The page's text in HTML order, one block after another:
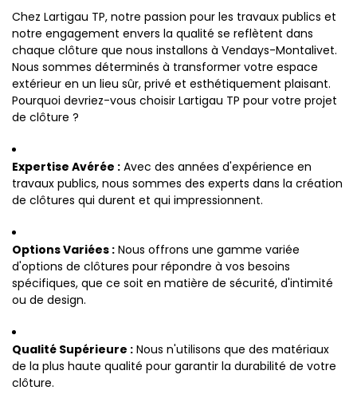
Chez Lartigau TP, notre passion pour les travaux publics et
notre engagement envers la qualité se reflètent dans
chaque clôture que nous installons à Vendays-Montalivet.
Nous sommes déterminés à transformer votre espace
extérieur en un lieu sûr, privé et esthétiquement plaisant.
Pourquoi devriez-vous choisir Lartigau TP pour votre projet
de clôture ?
Expertise Avérée : Avec des années d'expérience en
travaux publics, nous sommes des experts dans la création
de clôtures qui durent et qui impressionnent.
Options Variées : Nous offrons une gamme variée
d'options de clôtures pour répondre à vos besoins
spécifiques, que ce soit en matière de sécurité, d'intimité
ou de design.
Qualité Supérieure : Nous n'utilisons que des matériaux
de la plus haute qualité pour garantir la durabilité de votre
clôture.